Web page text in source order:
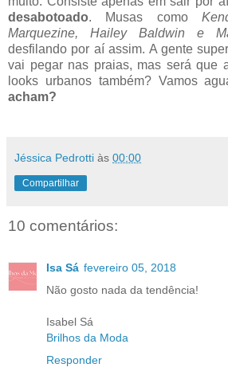
desabotoado. Musas como
Marquezine, Hailey Baldwin e
desfilando por aí assim. A gente
vai pegar nas praias, mas será que
looks urbanos também? Vamos
acham?
Jéssica Pedrotti às 00:00
Compartilhar
10 comentários:
Isa Sá fevereiro 05, 2018
Não gosto nada da tendência!
Isabel Sá
Brilhos da Moda
Responder